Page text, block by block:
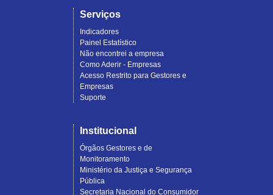
Serviços
Indicadores
Painel Estatístico
Não encontrei a empresa
Como Aderir - Empresas
Acesso Restrito para Gestores e
Empresas
Suporte
Institucional
Órgãos Gestores e de
Monitoramento
Ministério da Justiça e Segurança
Pública
Secretaria Nacional do Consumidor